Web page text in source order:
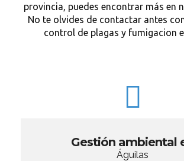
provincia, puedes encontrar más en
No te olvides de contactar antes
control de plagas y fumigacion
Gestión ambiental
Águilas